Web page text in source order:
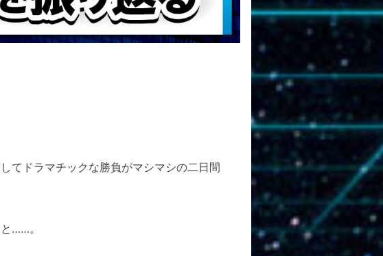
てドラマチックな勝負がマシマシの二日間
……。